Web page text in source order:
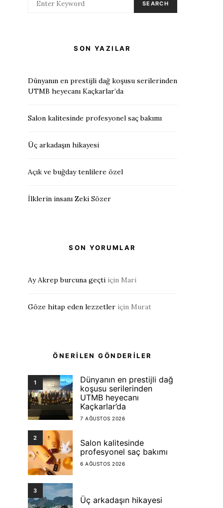
SEARCH
SON YAZILAR
Dünyanın en prestijli dağ koşusu serilerinden
UTMB heyecanı Kaçkarlar’da
Salon kalitesinde profesyonel saç bakımı
Üç arkadaşın hikayesi
Açık ve buğday tenlilere özel
İlklerin insanı Zeki Sözer
SON YORUMLAR
Ay Akrep burcuna geçti için Mari
Göze hitap eden lezzetler için Murat
ÖNERİLEN GÖNDERİLER
1
Dünyanın en prestijli dağ
koşusu serilerinden
UTMB heyecanı
Kaçkarlar’da
7 AĞUSTOS 2026
2
Salon kalitesinde
profesyonel saç bakımı
6 AĞUSTOS 2026
3
Üç arkadaşın hikayesi